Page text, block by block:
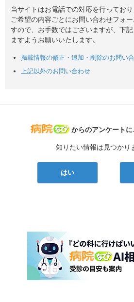
当サイトはお電話での対応を行っており
ご希望の内容ごとにお問い合わせフォ
すので、お手数ではございますが、下
ますようお願いいたします。
掲載情報の修正・追加・削除のお問い
上記以外のお問い合わせ
病院なび
からのアンケートに
知りたい情報は見つかり
はい